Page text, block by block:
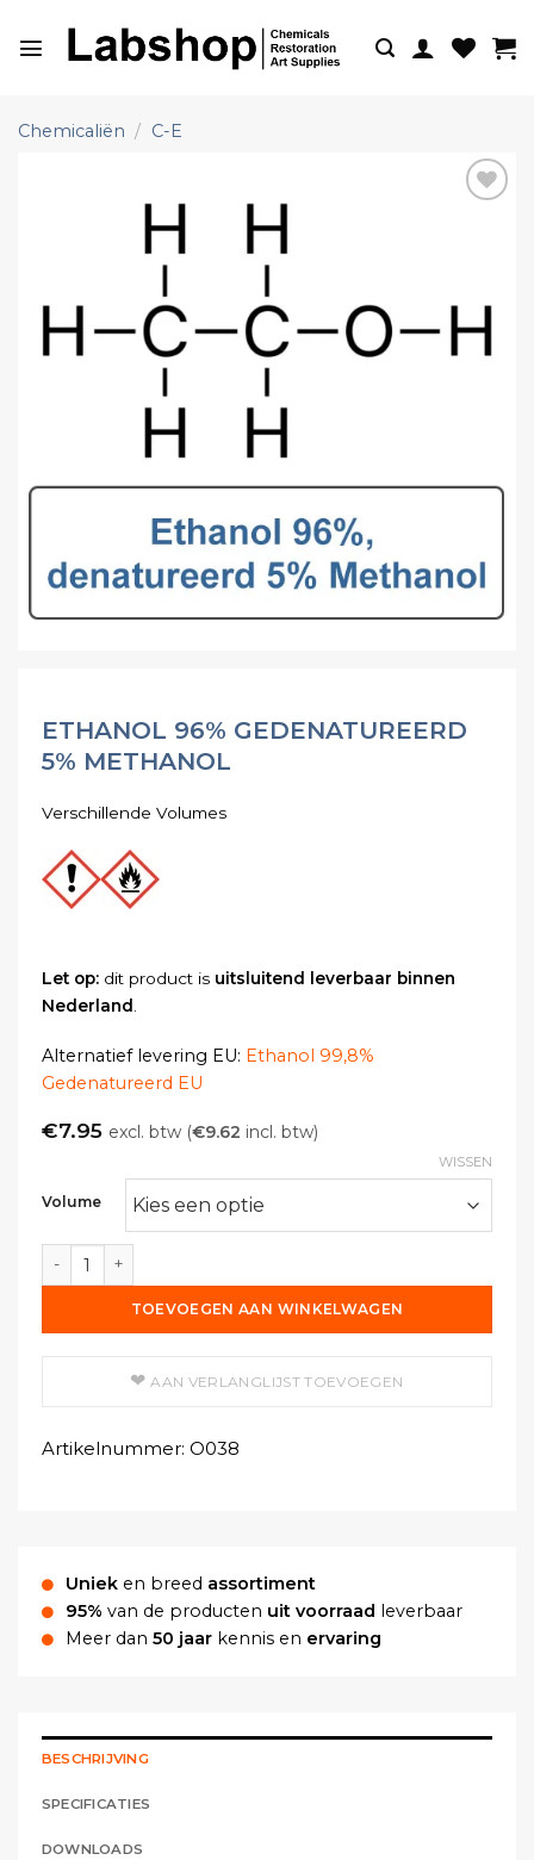
naar
Chemicaliën / C-E
ETHANOL 96% GEDENATUREERD
5% METHANOL
Verschillende Volumes
Let op: dit product is uitsluitend leverbaar binnen
Nederland
Alternatief levering EU: Ethanol 99,8%
Gedenatureerd EU
€7.95 excl. btw (€9.62 incl. btw)
Volume
WISSEN
Ethanol 96% gedenatureerd 5% methanol aantal
TOEVOEGEN AAN WINKELWAGEN
AAN VERLANGLIJST TOEVOEGEN
Artikelnummer: O038
Uniek en breed assortiment
95% van de producten uit voorraad
leverbaar
Meer dan 50 jaar kennis en ervaring
BESCHRIJVING
SPECIFICATIES
DOWNLOADS